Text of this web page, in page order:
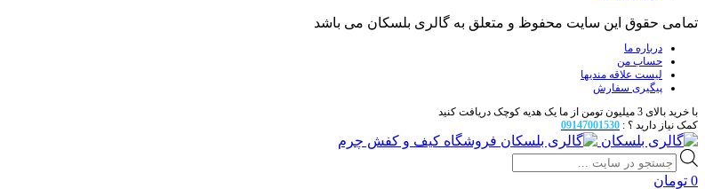
تمامی حقوق این سایت محفوظ و متعلق به گالری بلسکان می باشد
درباره ما
حساب من
لیست علاقه مندیها
پیگیری سفارش
با خرید بالای 3 میلیون تومن از ما یک هدیه کوچک دریافت کنید
کمک نیاز دارید ؟ : 09147001530
فروشگاه کیف و کفش چرم
Products
search
0 تومان